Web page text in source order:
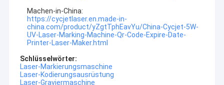
Haus
Über uns
Machen-in-China:
https://cycjetlaser.en.made-in-
china.com/product/yZgtTphEavYu/China-Cycjet-5W-
UV-Laser-Marking-Machine-Qr-Code-Expire-Date-
Printer-Laser-Maker.html
Schlüsselwörter:
Laser-Markierungsmaschine
Laser-Kodierungsausrüstung
Laser-Graviermaschine